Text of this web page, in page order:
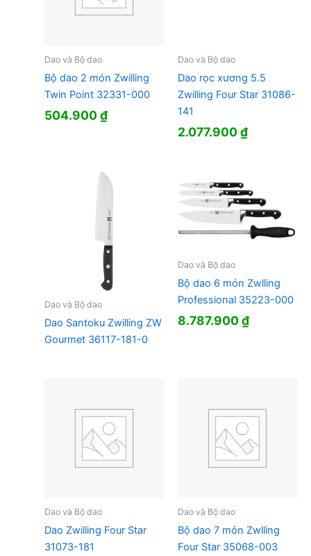
Dao và Bộ dao
Bộ dao 2 món Zwilling
Twin Point 32331-000
504.900₫
Dao và Bộ dao
Dao rọc xương 5.5
Zwilling Four Star 31086-
141
2.077.900₫
Dao và Bộ dao
Dao Santoku Zwilling ZW
Gourmet 36117-181-0
Dao và Bộ dao
Bộ dao 6 món Zwlling
Professional 35223-000
8.787.900₫
Dao và Bộ dao
Dao Zwilling Four Star
31073-181
Dao và Bộ dao
Bộ dao 7 món Zwlling
Four Star 35068-003